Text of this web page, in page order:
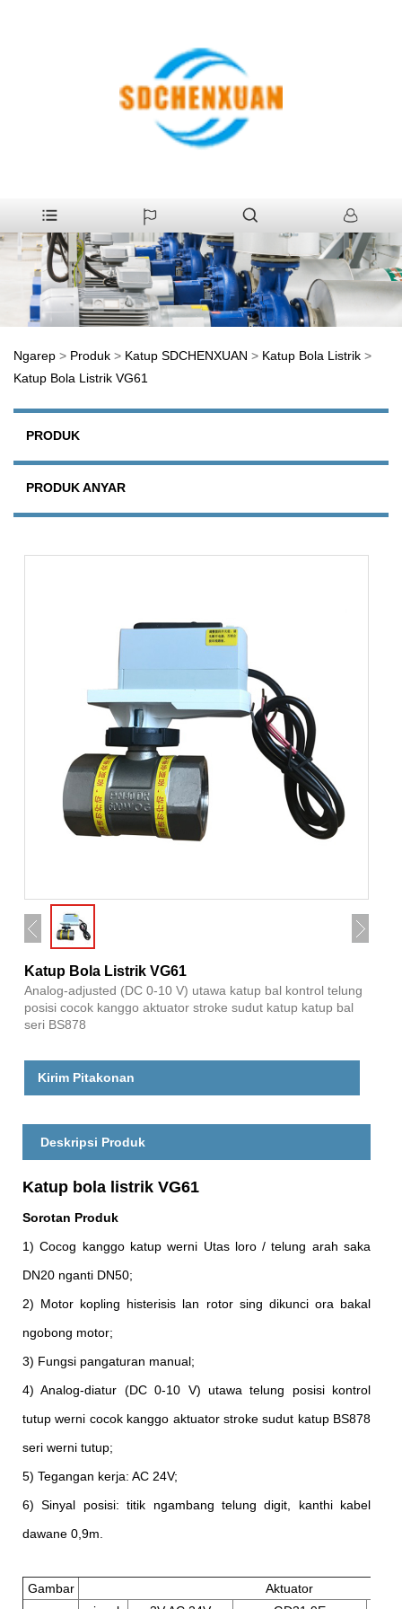
Ngarep > Produk > Katup SDCHENXUAN > Katup Bola Listrik >
Katup Bola Listrik VG61
PRODUK
PRODUK ANYAR
Katup Bola Listrik VG61
Analog-adjusted (DC 0-10 V) utawa katup bal kontrol telung
posisi cocok kanggo aktuator stroke sudut katup katup bal
seri BS878
Kirim Pitakonan
Deskripsi Produk
Katup bola listrik VG61
Sorotan Produk
1) Cocog kanggo katup werni Utas loro / telung arah saka
DN20 nganti DN50;
2) Motor kopling histerisis lan rotor sing dikunci ora bakal
ngobong motor;
3) Fungsi pangaturan manual;
4) Analog-diatur (DC 0-10 V) utawa telung posisi kontrol
tutup werni cocok kanggo aktuator stroke sudut katup BS878
seri werni tutup;
5) Tegangan kerja: AC 24V;
6) Sinyal posisi: titik ngambang telung digit, kanthi kabel
dawane 0,9m.
Gambar
Aktuator